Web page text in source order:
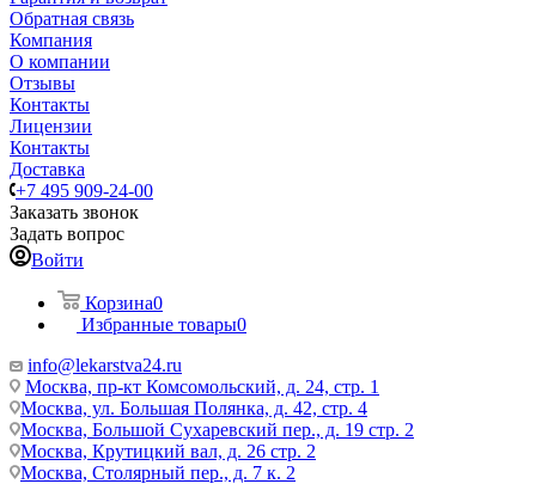
Обратная связь
Компания
О компании
Отзывы
Контакты
Лицензии
Контакты
Доставка
+7 495 909-24-00
Заказать звонок
Задать вопрос
Войти
Корзина0
Избранные товары0
info@lekarstva24.ru
Москва, пр-кт Комсомольский, д. 24, стр. 1
Москва, ул. Большая Полянка, д. 42, стр. 4
Москва, Большой Сухаревский пер., д. 19 стр. 2
Москва, Крутицкий вал, д. 26 стр. 2
Москва, Столярный пер., д. 7 к. 2